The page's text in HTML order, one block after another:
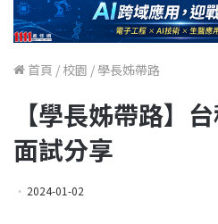
首頁 / 校園 / 學長姊帶路
【學長姊帶路】
面試分享
2024-01-02